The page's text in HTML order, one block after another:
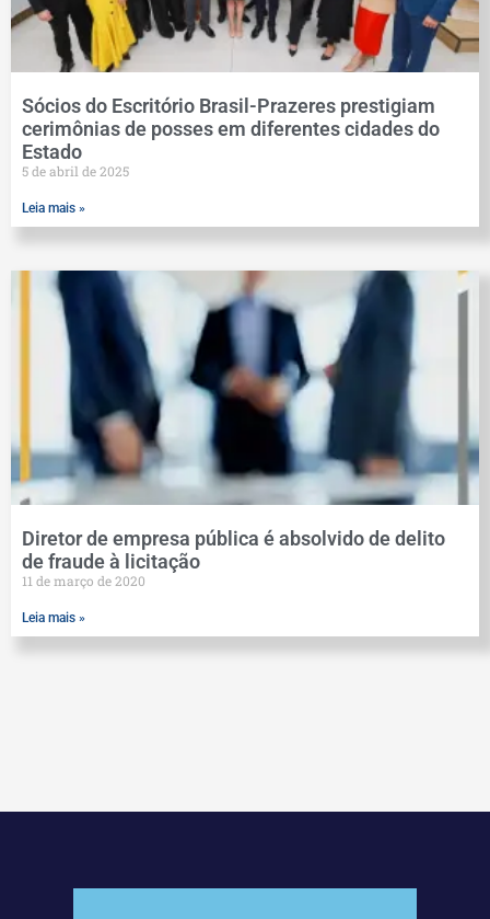
Sócios do Escritório Brasil-Prazeres prestigiam
cerimônias de posses em diferentes cidades do
Estado
5 de abril de 2025
Leia mais »
Diretor de empresa pública é absolvido de delito
de fraude à licitação
11 de março de 2020
Leia mais »